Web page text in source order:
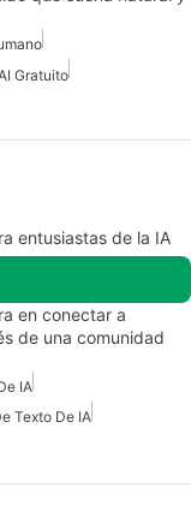
Gratuito
entusiastas de la IA
en conectar a
de una comunidad
IA
Texto De IA